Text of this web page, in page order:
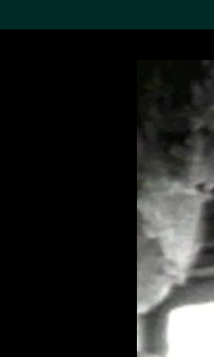
搜索
19,052項結果
關於M+藏品
探索世界頂級的二十
一世紀視覺文化藏品。